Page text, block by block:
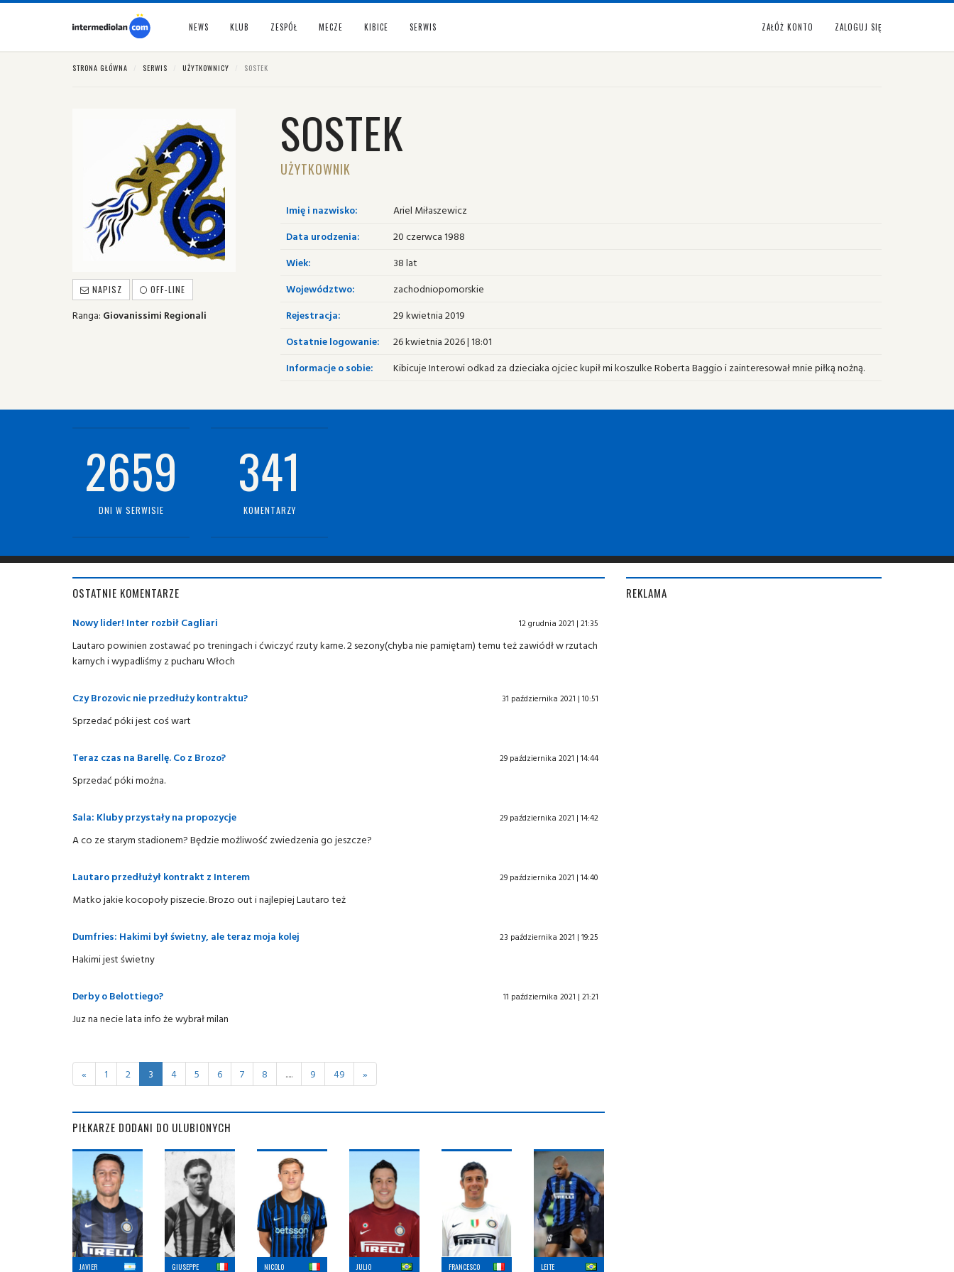
NEWS KLUB ZESPÓŁ MECZE KIBICE SERWIS ZAŁÓŻ KONTO ZALOGUJ SIĘ
STRONA GŁÓWNA SERWIS UŻYTKOWNICY SOSTEK
NAPISZ OFF-LINE
Ranga: Giovanissimi Regionali
SOSTEK
UŻYTKOWNIK
Imię i nazwisko:
Ariel Miłaszewicz
Data urodzenia:
20 czerwca 1988
Wiek:
38 lat
Województwo:
zachodniopomorskie
Rejestracja:
29 kwietnia 2019
Ostatnie logowanie:
26 kwietnia 2026 | 18:01
Informacje o sobie:
Kibicuje Interowi odkad za dzieciaka ojciec kupił mi koszulke Roberta Baggio i zainteresował mnie piłką nożną.
2659
DNI W SERWISIE
341
KOMENTARZY
OSTATNIE KOMENTARZE
Nowy lider! Inter rozbił Cagliari 12 grudnia 2021 | 21:35
Lautaro powinien zostawać po treningach i ćwiczyć rzuty karne. 2 sezony(chyba nie pamiętam) temu też zawiódł w rzutach
karnych i wypadliśmy z pucharu Włoch
Czy Brozovic nie przedłuży kontraktu? 31 października 2021 | 10:51
Sprzedać póki jest coś wart
Teraz czas na Barellę. Co z Brozo? 29 października 2021 | 14:44
Sprzedać póki można.
Sala: Kluby przystały na propozycje 29 października 2021 | 14:42
A co ze starym stadionem? Będzie możliwość zwiedzenia go jeszcze?
Lautaro przedłużył kontrakt z Interem 29 października 2021 | 14:40
Matko jakie kocopoły piszecie. Brozo out i najlepiej Lautaro też
Dumfries: Hakimi był świetny, ale teraz moja kolej 23 października 2021 | 19:25
Hakimi jest świetny
Derby o Belottiego? 11 października 2021 | 21:21
Juz na necie lata info że wybrał milan
« 1 2 3 4 5 6 7 8 ..... 9 49 »
PIŁKARZE DODANI DO ULUBIONYCH
JAVIER GIUSEPPE NICOLO JULIO FRANCESCO LEITE
REKLAMA